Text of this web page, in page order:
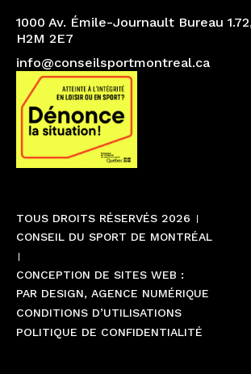
1000 Av. Émile-Journault Bureau
H2M 2E7
info@conseilsportmontreal.ca
TOUS DROITS RÉSERVÉS 2026
CONSEIL DU SPORT DE MONTRÉAL
CONCEPTION DE SITES WEB :
PAR DESIGN, AGENCE NUMÉRIQUE
CONDITIONS D’UTILISATIONS
POLITIQUE DE CONFIDENTIALITÉ